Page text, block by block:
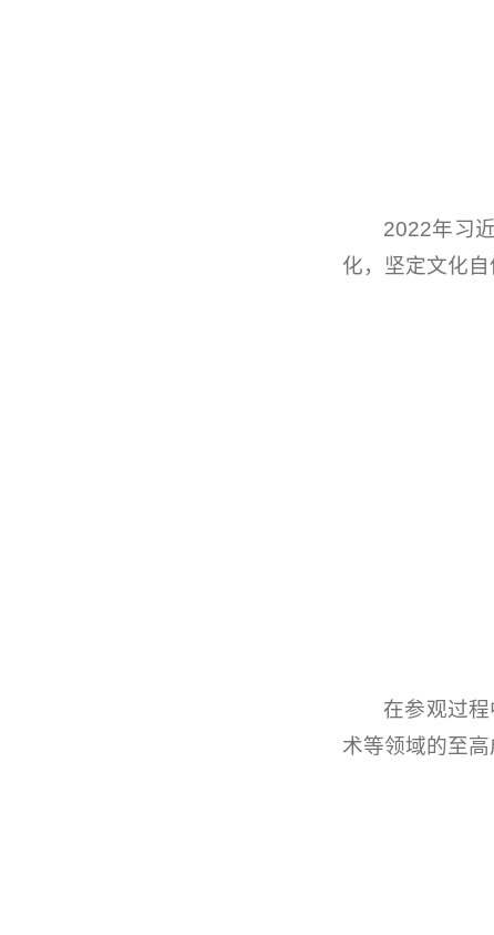
2022年习
化，坚定文化
在参观过
术等领域的至高